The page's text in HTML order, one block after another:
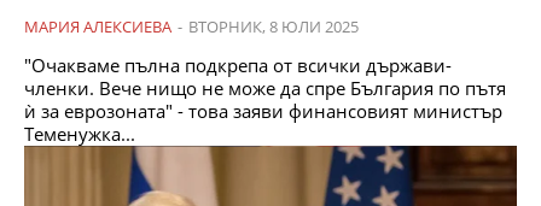
МАРИЯ АЛЕКСИЕВА - ВТОРНИК, 8 ЮЛИ 2025
"Очакваме пълна подкрепа от всички държави-
членки. Вече нищо не може да спре България по пътя
ѝ за еврозоната" - това заяви финансовият министър
Теменужка...